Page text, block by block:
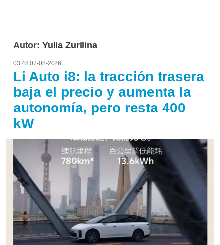
Autor: Yulia Zurilina
03:48 07-08-2026
Li Auto i8: la tracción trasera
baja el precio y aumenta la
autonomía, pero resta 400
kW